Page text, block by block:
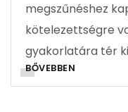
megszűnéshez
kötelezettségre
gyakorlatára tér
BŐVEBBEN